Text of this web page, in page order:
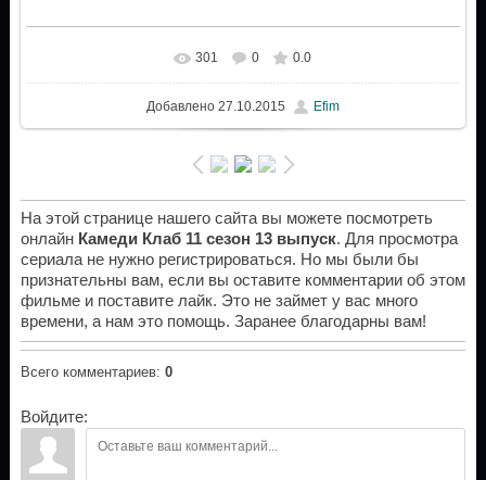
301 0 0.0
Добавлено27.10.2015 Efim
На этой странице нашего сайта вы можете посмотреть
онлайн Камеди Клаб 11 сезон 13 выпуск. Для просмотра
сериала не нужно регистрироваться. Но мы были бы
признательны вам, если вы оставите комментарии об этом
фильме и поставите лайк. Это не займет у вас много
времени, а нам это помощь. Заранее благодарны вам!
Всего комментариев: 0
Войдите: